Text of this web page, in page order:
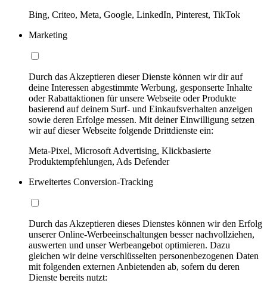
Bing, Criteo, Meta, Google, LinkedIn, Pinterest, TikTok
Marketing
Durch das Akzeptieren dieser Dienste können wir dir auf
deine Interessen abgestimmte Werbung, gesponserte Inhalte
oder Rabattaktionen für unsere Webseite oder Produkte
basierend auf deinem Surf- und Einkaufsverhalten anzeigen
sowie deren Erfolge messen. Mit deiner Einwilligung setzen
wir auf dieser Webseite folgende Drittdienste ein:
Meta-Pixel, Microsoft Advertising, Klickbasierte
Produktempfehlungen, Ads Defender
Erweitertes Conversion-Tracking
Durch das Akzeptieren dieses Dienstes können wir den Erfolg
unserer Online-Werbeeinschaltungen besser nachvollziehen,
auswerten und unser Werbeangebot optimieren. Dazu
gleichen wir deine verschlüsselten personenbezogenen Daten
mit folgenden externen Anbietenden ab, sofern du deren
Dienste bereits nutzt: